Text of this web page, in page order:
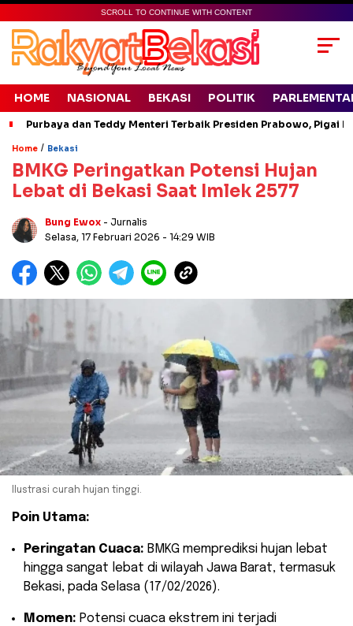
SCROLL TO CONTINUE WITH CONTENT
HOME NASIONAL BEKASI POLITIK
Purbaya dan Teddy Menteri Terbaik Presiden Prabowo, Pigai
Home / Bekasi
​BMKG Peringatkan Potensi Hujan
Lebat di Bekasi Saat Imlek 2577
Bung Ewox - Jurnalis
Selasa, 17 Februari 2026 - 14:29 WIB
Ilustrasi curah hujan tinggi.
Poin Utama:
Peringatan Cuaca: BMKG memprediksi hujan lebat
hingga sangat lebat di wilayah Jawa Barat, termasuk
Bekasi, pada Selasa (17/02/2026).
Momen: Potensi cuaca ekstrem ini terjadi